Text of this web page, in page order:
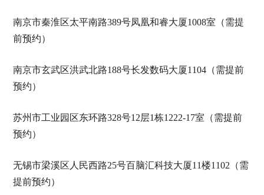
南京市秦淮区太平南路389号凤凰和睿大厦1008室（需提
前预约）
南京市玄武区洪武北路188号长发数码大厦1104（需提前
预约）
苏州市工业园区东环路328号12层1栋1222-17室（需提前
预约）
无锡市梁溪区人民西路25号百脑汇科技大厦11楼1102（需
提前预约）